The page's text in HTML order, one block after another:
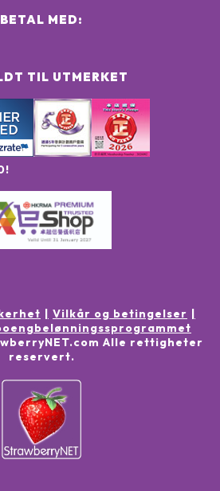
TIL UTMERKET
BETAL MED:
Vilkår og betingelser
Alle rettigheter
reservert.